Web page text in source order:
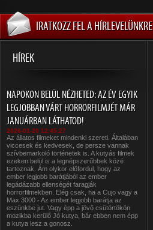
IRATKOZZ FEL A HÍRLEVELÜNKRE
HÍREK
NAPOKON BELÜL NÉZHETED: AZ ÉV EGYIK
LEGJOBBAN VÁRT HORRORFILMJÉT MÁR
JANUÁRBAN LÁTHATOD!
2026-01-20 12:45:27
Az állatos filmeket mindenki szereti. Általában
viccesek és kedvesek, de persze vannak
szívbemarkoló történetek is. A kutyás filmek
ezeken belül is a legnépszerűbbek közé
tartoznak. Ám olykor előfordul, hogy az
ember legjobb barátjából az ember
legádázabb ellenségét faragják
horrorfilmekben. Elég csak, ha a Cujo vagy a
Max 3000 - Az ember legjobb barátja az
eszünkbe jut. Vagy épp a jövő csütörtökön
mozikba kerülő Jó kutya, bár ebben nem épp
a kutya lesz a gonosz.